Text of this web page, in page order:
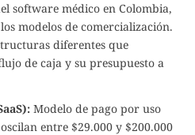
software médico en Colombia,
modelos de comercialización.
diferentes que
de caja y su presupuesto a
Modelo de pago por uso
entre $29.000 y $200.000